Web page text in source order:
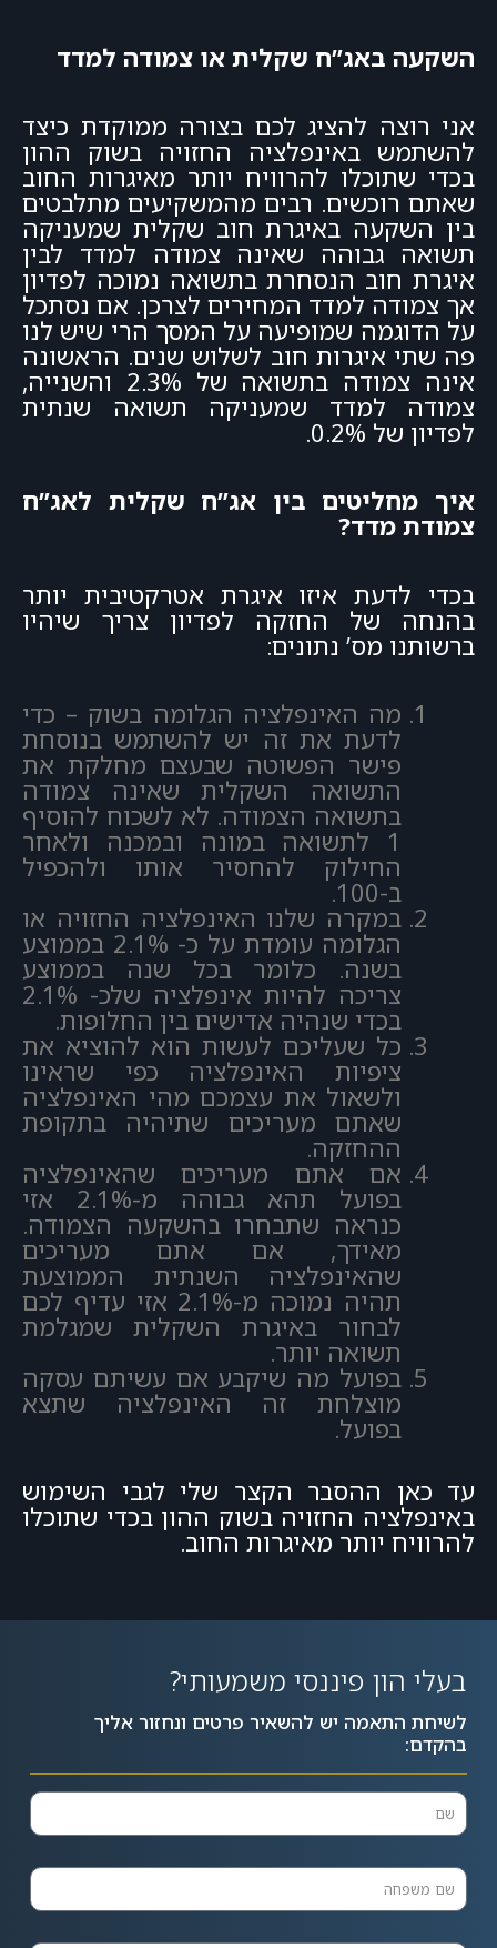
השקעה באג”ח שקלית או צמודה למדד
אני רוצה להציג לכם בצורה ממוקדת כיצד
להשתמש באינפלציה החזויה בשוק ההון
בכדי שתוכלו להרוויח יותר מאיגרות החוב
שאתם רוכשים. רבים מהמשקיעים מתלבטים
בין השקעה באיגרת חוב שקלית שמעניקה
תשואה גבוהה שאינה צמודה למדד לבין
איגרת חוב הנסחרת בתשואה נמוכה לפדיון
אך צמודה למדד המחירים לצרכן. אם נסתכל
על הדוגמה שמופיעה על המסך הרי שיש לנו
פה שתי איגרות חוב לשלוש שנים. הראשונה
אינה צמודה בתשואה של 2.3% והשנייה,
צמודה למדד שמעניקה תשואה שנתית
לפדיון של 0.2%.
איך מחליטים בין אג”ח שקלית לאג”ח
צמודת מדד?
בכדי לדעת איזו איגרת אטרקטיבית יותר
בהנחה של החזקה לפדיון צריך שיהיו
ברשותנו מס’ נתונים:
מה האינפלציה הגלומה בשוק – כדי
לדעת את זה יש להשתמש בנוסחת
פישר הפשוטה שבעצם מחלקת את
התשואה השקלית שאינה צמודה
בתשואה הצמודה. לא לשכוח להוסיף
1 לתשואה במונה ובמכנה ולאחר
החילוק להחסיר אותו ולהכפיל
ב-100.
במקרה שלנו האינפלציה החזויה או
הגלומה עומדת על כ- 2.1% בממוצע
בשנה. כלומר בכל שנה בממוצע
צריכה להיות אינפלציה שלכ- 2.1%
בכדי שנהיה אדישים בין החלופות.
כל שעליכם לעשות הוא להוציא את
ציפיות האינפלציה כפי שראינו
ולשאול את עצמכם מהי האינפלציה
שאתם מעריכים שתיהיה בתקופת
ההחזקה.
אם אתם מעריכים שהאינפלציה
בפועל תהא גבוהה מ-2.1% אזי
כנראה שתבחרו בהשקעה הצמודה.
מאידך, אם אתם מעריכים
שהאינפלציה השנתית הממוצעת
תהיה נמוכה מ-2.1% אזי עדיף לכם
לבחור באיגרת השקלית שמגלמת
תשואה יותר.
בפועל מה שיקבע אם עשיתם עסקה
מוצלחת זה האינפלציה שתצא
בפועל.
עד כאן ההסבר הקצר שלי לגבי השימוש
באינפלציה החזויה בשוק ההון בכדי שתוכלו
להרוויח יותר מאיגרות החוב.
בעלי הון פיננסי משמעותי?
לשיחת התאמה יש להשאיר פרטים ונחזור אליך
בהקדם: